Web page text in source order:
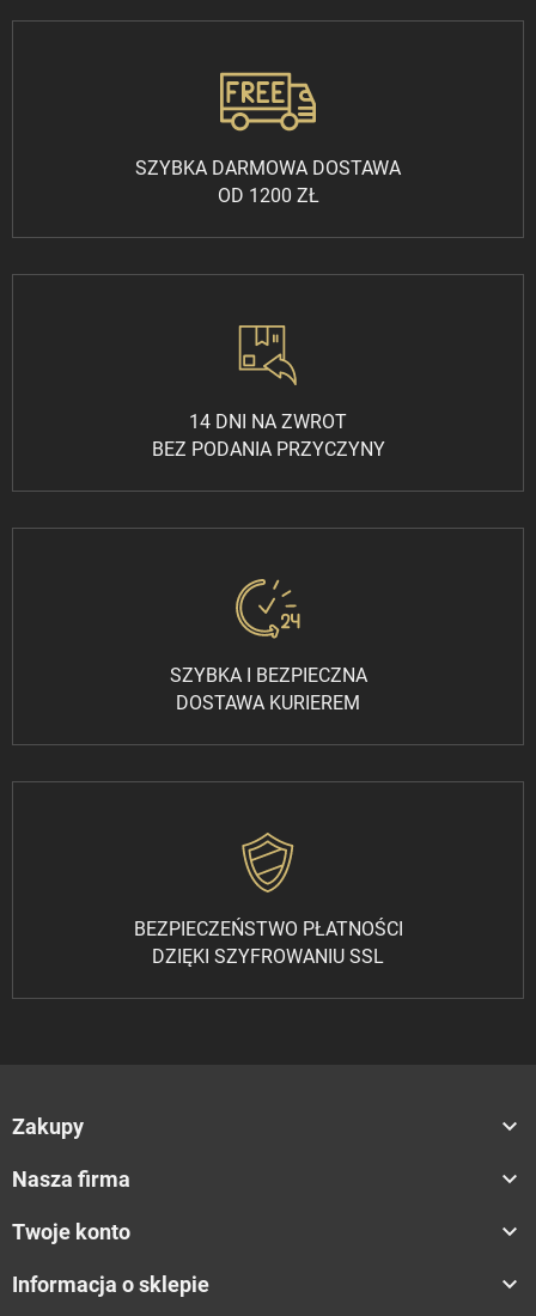
SZYBKA DARMOWA DOSTAWA
OD 1200 ZŁ
14 DNI NA ZWROT
BEZ PODANIA PRZYCZYNY
SZYBKA I BEZPIECZNA
DOSTAWA KURIEREM
BEZPIECZEŃSTWO PŁATNOŚCI
DZIĘKI SZYFROWANIU SSL
Zakupy 
Nasza firma 
Twoje konto 
Informacja o sklepie 